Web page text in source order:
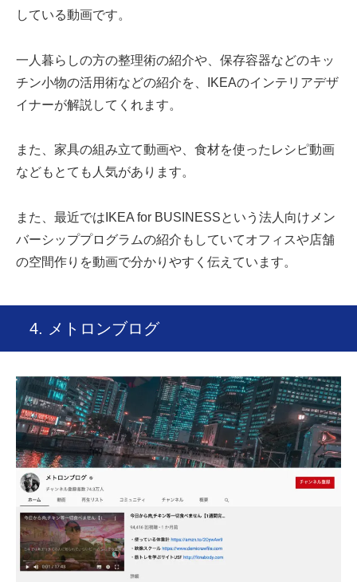
している動画です。
一人暮らしの方の整理術の紹介や、保存容器などのキッ
チン小物の活用術などの紹介を、IKEAのインテリアデザ
イナーが解説してくれます。
また、家具の組み立て動画や、食材を使ったレシピ動画
などもとても人気があります。
また、最近ではIKEA for BUSINESSという法人向けメン
バーシッププログラムの紹介もしていてオフィスや店舗
の空間作りを動画で分かりやすく伝えています。
4. メトロンブログ